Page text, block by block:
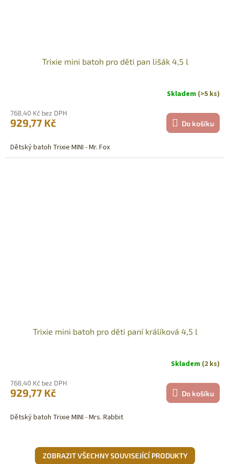
Trixie mini batoh pro děti pan lišák 4,5 l
Skladem (>5 ks)
768,40 Kč bez DPH
929,77 Kč Do košíku
Dětský batoh Trixie MINI - Mr. Fox
Trixie mini batoh pro děti paní králíková 4,5 l
Skladem (2 ks)
768,40 Kč bez DPH
929,77 Kč Do košíku
Dětský batoh Trixie MINI - Mrs. Rabbit
ZOBRAZIT VŠECHNY SOUVISEJÍCÍ PRODUKTY